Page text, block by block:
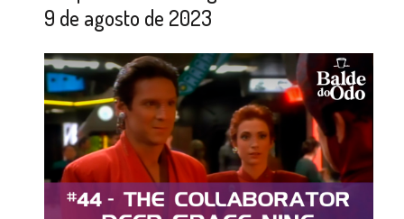
9 de agosto de 2023